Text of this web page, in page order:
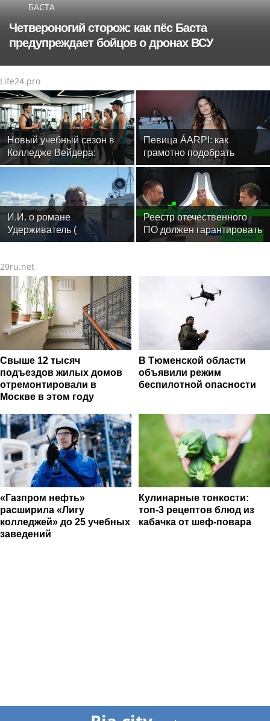
БАСТА
Четвероногий сторож: как пёс Баста
предупреждает бойцов о дронах ВСУ
Life24.pro
Новый учебный сезон в
Колледже Вейдера:
стартовали очные
фитнес-тренеров и
специалистов индустрии
здоровья
Певица ÁARPI: как
грамотно подобрать
гардероб для
выступлений
И.И. о романе
Удерживатель (
Удерживающий сейчас )
писателя и поэта Андрея
Малышева ( роман
опубликован в 2016 г. )
Реестр отечественного
ПО должен гарантировать
защиту
29ru.net
Свыше 12 тысяч
подъездов жилых домов
отремонтировали в
Москве в этом году
В Тюменской области
объявили режим
беспилотной опасности
«Газпром нефть»
расширила «Лигу
колледжей» до 25 учебных
заведений
Кулинарные тонкости:
топ-3 рецептов блюд из
кабачка от шеф-повара